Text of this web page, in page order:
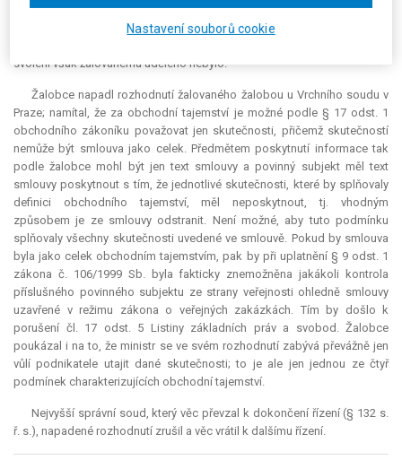
náleží, zda mají být skutečnosti utajovány či ne a jaký způsob ochrany
zvolí. Podnikateli náleží i právo nakládat s obchodním tajemstvím,
svolení však žalovanému uděleno nebylo.
Žalobce napadl rozhodnutí žalovaného žalobou u Vrchního soudu v
Praze; namítal, že za obchodní tajemství je možné podle § 17 odst. 1
obchodního zákoníku považovat jen skutečnosti, přičemž skutečností
nemůže být smlouva jako celek. Předmětem poskytnutí informace tak
podle žalobce mohl být jen text smlouvy a povinný subjekt měl text
smlouvy poskytnout s tím, že jednotlivé skutečnosti, které by splňovaly
definici obchodního tajemství, měl neposkytnout, tj. vhodným
způsobem je ze smlouvy odstranit. Není možné, aby tuto podmínku
splňovaly všechny skutečnosti uvedené ve smlouvě. Pokud by smlouva
byla jako celek obchodním tajemstvím, pak by při uplatnění § 9 odst. 1
zákona č. 106/1999 Sb. byla fakticky znemožněna jakákoli kontrola
příslušného povinného subjektu ze strany veřejnosti ohledně smlouvy
uzavřené v režimu zákona o veřejných zakázkách. Tím by došlo k
porušení čl. 17 odst. 5 Listiny základních práv a svobod. Žalobce
poukázal i na to, že ministr se ve svém rozhodnutí zabývá převážně jen
vůlí podnikatele utajit dané skutečnosti; to je ale jen jednou ze čtyř
podmínek charakterizujících obchodní tajemství.
Nejvyšší správní soud, který věc převzal k dokončení řízení (§ 132 s.
ř. s.), napadené rozhodnutí zrušil a věc vrátil k dalšímu řízení.
Nastavení souborů cookie